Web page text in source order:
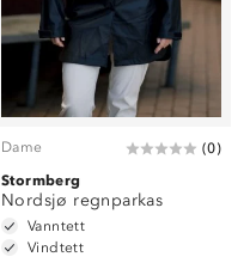
Dame (0)
Stormberg
Nordsjø regnparkas
Vanntett
Vindtett